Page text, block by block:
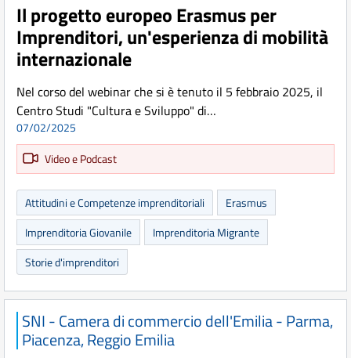
Il progetto europeo Erasmus per
Imprenditori, un'esperienza di mobilità
internazionale
Nel corso del webinar che si è tenuto il 5 febbraio 2025, il
Centro Studi "Cultura e Sviluppo" di…
07/02/2025
Video e Podcast
Attitudini e Competenze imprenditoriali
Erasmus
Imprenditoria Giovanile
Imprenditoria Migrante
Storie d'imprenditori
SNI - Camera di commercio dell'Emilia - Parma,
Piacenza, Reggio Emilia